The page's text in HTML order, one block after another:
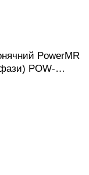
PowerMR
POW-
MPPT 60-500V